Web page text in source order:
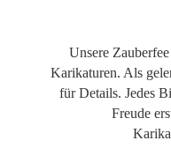
Unsere
Karikaturen. Als
für Details. Jedes
Freude